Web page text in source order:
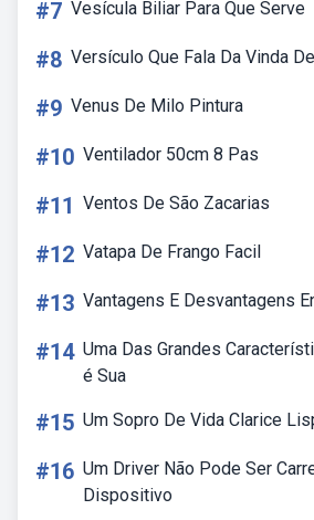
#7 Vesícula Biliar Para Que Serve
#8 Versículo Que Fala Da Vinda
#9 Venus De Milo Pintura
#10 Ventilador 50cm 8 Pas
#11 Ventos De São Zacarias
#12 Vatapa De Frango Facil
#13 Vantagens E Desvantagens
#14 Uma Das Grandes
é Sua
#15 Um Sopro De Vida Clarice
#16 Um Driver Não Pode Ser
Dispositivo